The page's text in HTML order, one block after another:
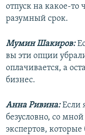
отпуск на какое-то
разумный срок.
Мумин Шакиров:
вы эти опции
оплачивается, а
бизнес.
Анна Ривина:Если
безусловно, со
экспертов,